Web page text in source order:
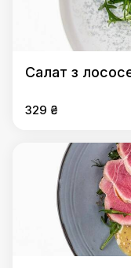
Салат з
329 ₴